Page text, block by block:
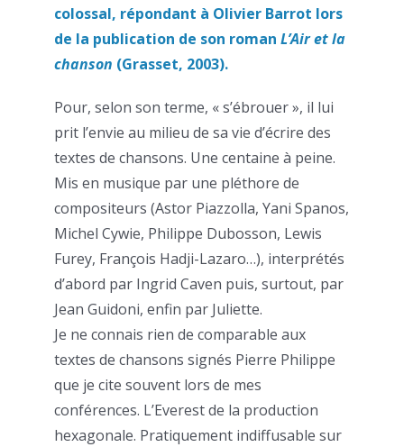
colossal, répondant à Olivier Barrot lors
de la publication de son roman L’Air et la
chanson (Grasset, 2003).
Pour, selon son terme, « s’ébrouer », il lui
prit l’envie au milieu de sa vie d’écrire des
textes de chansons. Une centaine à peine.
Mis en musique par une pléthore de
compositeurs (Astor Piazzolla, Yani Spanos,
Michel Cywie, Philippe Dubosson, Lewis
Furey, François Hadji-Lazaro…), interprétés
d’abord par Ingrid Caven puis, surtout, par
Jean Guidoni, enfin par Juliette.
Je ne connais rien de comparable aux
textes de chansons signés Pierre Philippe
que je cite souvent lors de mes
conférences. L’Everest de la production
hexagonale. Pratiquement indiffusable sur